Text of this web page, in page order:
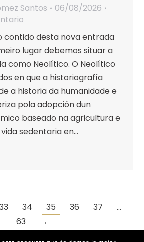
Santos
06/08/2026
contido desta nova entrada
lugar debemos situar a
como Neolítico. O Neolítico
en que a historiografía
a historia da humanidade e
pola adopción dun
baseado na agricultura e
sedentaria en…
33 34 35 36 37
…
63
→